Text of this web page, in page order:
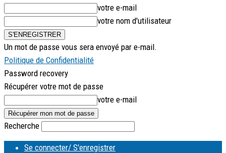
votre e-mail
votre nom d'utilisateur
Un mot de passe vous sera envoyé par e-mail.
Politique de Confidentialité
Password recovery
Récupérer votre mot de passe
votre e-mail
Recherche
Se connecter/ S'enregistrer